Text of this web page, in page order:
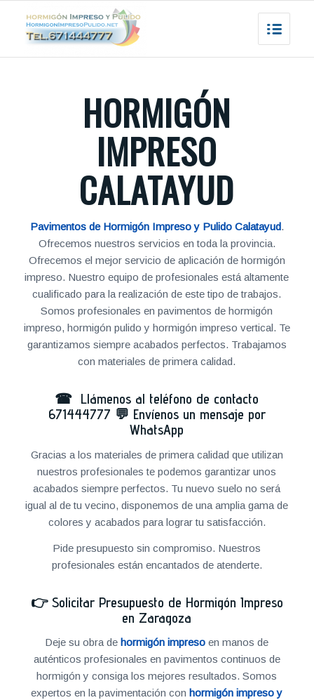
HORMIGÓN
IMPRESO
CALATAYUD
Pavimentos de Hormigón Impreso y Pulido Calatayud.
Ofrecemos nuestros servicios en toda la provincia.
Ofrecemos el mejor servicio de aplicación de hormigón
impreso. Nuestro equipo de profesionales está altamente
cualificado para la realización de este tipo de trabajos.
Somos profesionales en pavimentos de hormigón
impreso, hormigón pulido y hormigón impreso vertical. Te
garantizamos siempre acabados perfectos. Trabajamos
con materiales de primera calidad.
☎ Llámenos al teléfono de contacto
671444777 💬 Envíenos un mensaje por
WhatsApp
Gracias a los materiales de primera calidad que utilizan
nuestros profesionales te podemos garantizar unos
acabados siempre perfectos. Tu nuevo suelo no será
igual al de tu vecino, disponemos de una amplia gama de
colores y acabados para lograr tu satisfacción.
Pide presupuesto sin compromiso. Nuestros
profesionales están encantados de atenderte.
👉 Solicitar Presupuesto de Hormigón Impreso
en Zaragoza
Deje su obra dehormigón impreso en manos de
auténticos profesionales en pavimentos continuos de
hormigón y consiga los mejores resultados. Somos
expertos en la pavimentación conhormigón impreso y